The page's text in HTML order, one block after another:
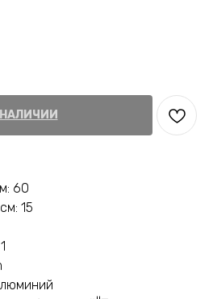
НАЛИЧИИ
60
15